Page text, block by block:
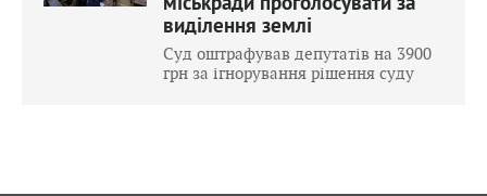
виділення землі
Суд оштрафував депутатів на 3900
грн за ігнорування рішення суду